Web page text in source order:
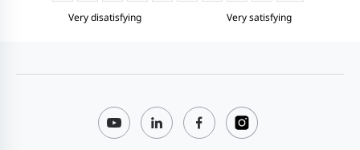
Very disatisfying Very satisfying